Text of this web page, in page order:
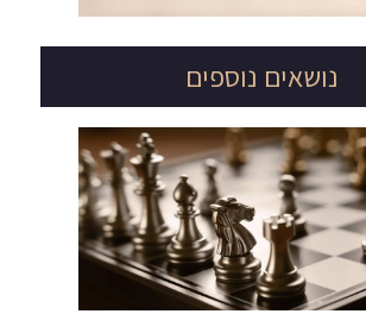
נושאים נוספים